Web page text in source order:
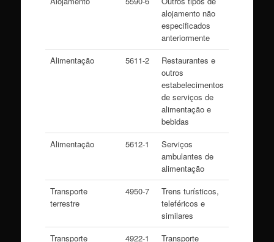
alojamento não
especificados
anteriormente
Alimentação
5611-2
Restaurantes e
outros
estabelecimentos
de serviços de
alimentação e
bebidas
Alimentação
5612-1
Serviços
ambulantes de
alimentação
Transporte
terrestre
4950-7
Trens turísticos,
teleféricos e
similares
Transporte
4922-1
Transporte